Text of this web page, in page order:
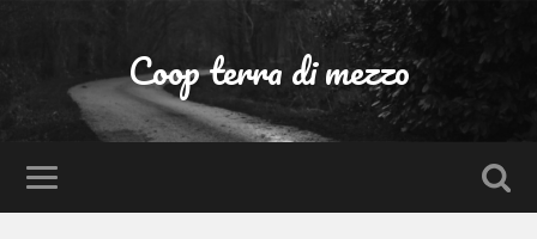
Coop terra di mezzo